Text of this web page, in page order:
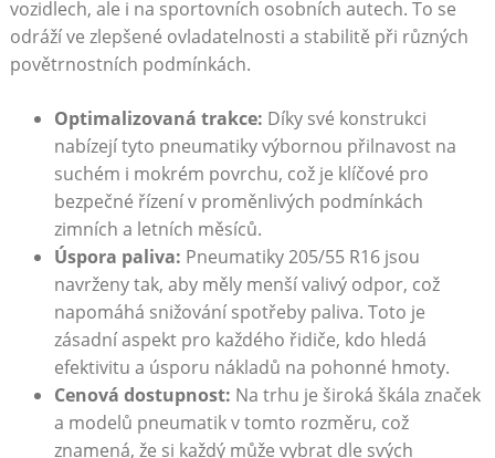
vozidlech, ale i na sportovních osobních autech. To se
odráží ve zlepšené ovladatelnosti a stabilitě při různých
povětrnostních podmínkách.
Optimalizovaná trakce: Díky‌ své ‍konstrukci
nabízejí tyto pneumatiky výbornou přilnavost na
suchém i mokrém povrchu, což⁢ je klíčové pro
⁤bezpečné řízení v proměnlivých podmínkách
‌zimních a​ letních měsíců.
Úspora paliva: Pneumatiky 205/55 R16 jsou
navrženy ⁣tak, ⁤aby měly menší valivý odpor, což
napomáhá snižování spotřeby​ paliva. ⁣Toto je
zásadní aspekt ​pro ⁣každého řidiče, kdo hledá
efektivitu‌ a‍ úsporu ⁤nákladů na ‍pohonné hmoty.
Cenová dostupnost: Na trhu je široká škála značek
a modelů pneumatik v tomto⁢ rozměru, což
znamená, že si každý může vybrat dle svých